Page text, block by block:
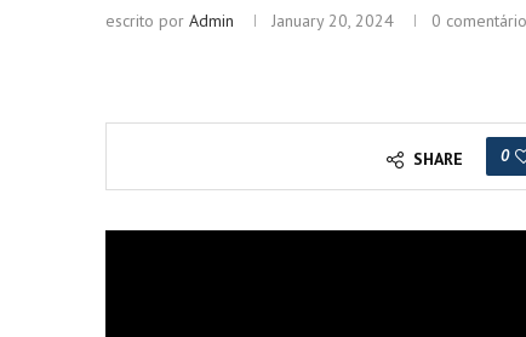
escrito por Admin January 20, 2024 0 comentário
SHARE 0